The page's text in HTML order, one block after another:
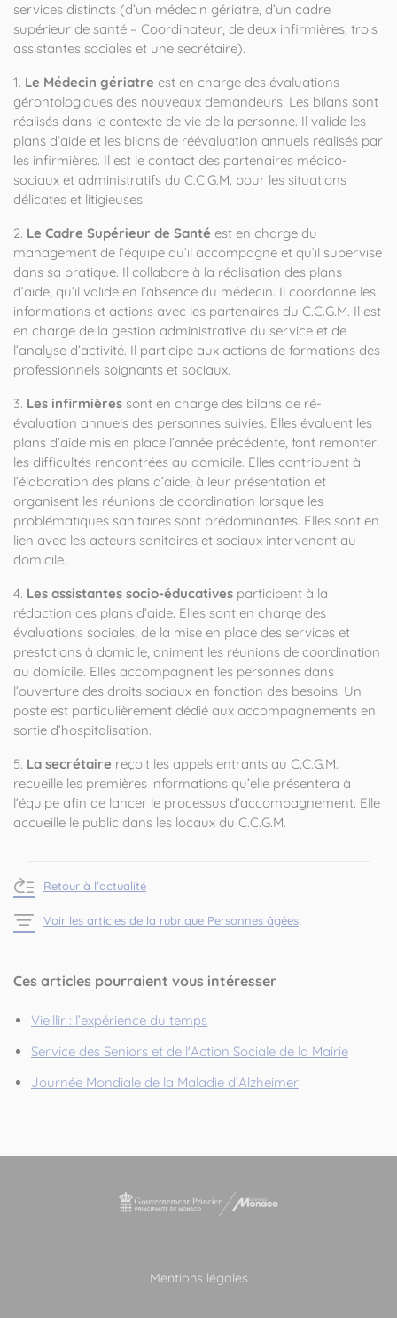
services distincts (d’un médecin gériatre, d’un cadre
supérieur de santé – Coordinateur, de deux infirmières, trois
assistantes sociales et une secrétaire).
1. Le Médecin gériatre est en charge des évaluations
gérontologiques des nouveaux demandeurs. Les bilans sont
réalisés dans le contexte de vie de la personne. Il valide les
plans d’aide et les bilans de réévaluation annuels réalisés par
les infirmières. Il est le contact des partenaires médico-
sociaux et administratifs du C.C.G.M. pour les situations
délicates et litigieuses.
2. Le Cadre Supérieur de Santé est en charge du
management de l’équipe qu’il accompagne et qu’il supervise
dans sa pratique. Il collabore à la réalisation des plans
d’aide, qu’il valide en l’absence du médecin. Il coordonne les
informations et actions avec les partenaires du C.C.G.M. Il est
en charge de la gestion administrative du service et de
l’analyse d’activité. Il participe aux actions de formations des
professionnels soignants et sociaux.
3. Les infirmières sont en charge des bilans de ré-
évaluation annuels des personnes suivies. Elles évaluent les
plans d’aide mis en place l’année précédente, font remonter
les difficultés rencontrées au domicile. Elles contribuent à
l’élaboration des plans d’aide, à leur présentation et
organisent les réunions de coordination lorsque les
problématiques sanitaires sont prédominantes. Elles sont en
lien avec les acteurs sanitaires et sociaux intervenant au
domicile.
4. Les assistantes socio-éducatives participent à la
rédaction des plans d’aide. Elles sont en charge des
évaluations sociales, de la mise en place des services et
prestations à domicile, animent les réunions de coordination
au domicile. Elles accompagnent les personnes dans
l’ouverture des droits sociaux en fonction des besoins. Un
poste est particulièrement dédié aux accompagnements en
sortie d’hospitalisation.
5. La secrétaire reçoit les appels entrants au C.C.G.M.
recueille les premières informations qu’elle présentera à
l’équipe afin de lancer le processus d’accompagnement. Elle
accueille le public dans les locaux du C.C.G.M.
Retour à l'actualité
Voir les articles de la rubrique Personnes âgées
Ces articles pourraient vous intéresser
Vieillir : l’expérience du temps
Service des Seniors et de l'Action Sociale de la Mairie
Journée Mondiale de la Maladie d’Alzheimer
Mentions légales